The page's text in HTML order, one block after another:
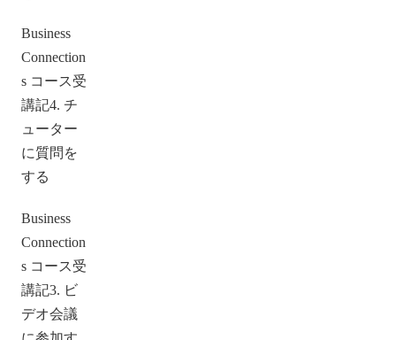
Business
Connection
s コース受
講記4. チ
ューター
に質問を
する
Business
Connection
s コース受
講記3. ビ
デオ会議